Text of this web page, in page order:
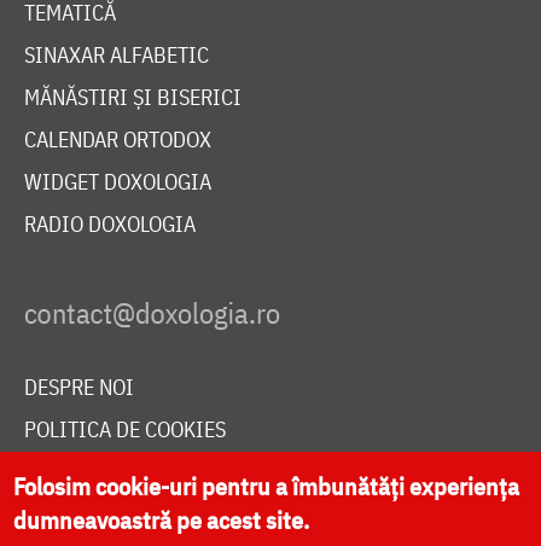
TEMATICĂ
SINAXAR ALFABETIC
MĂNĂSTIRI ȘI BISERICI
CALENDAR ORTODOX
WIDGET DOXOLOGIA
RADIO DOXOLOGIA
DESPRE NOI
POLITICA DE COOKIES
DONEAZĂ ONLINE PENTRU CATEDRALA NAȚIONALĂ
Folosim cookie-uri pentru a îmbunătăți experiența
dumneavoastră pe acest site.